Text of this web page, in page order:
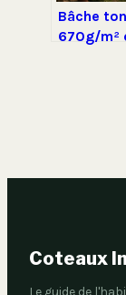
Bâche
670g/m²
Coteaux